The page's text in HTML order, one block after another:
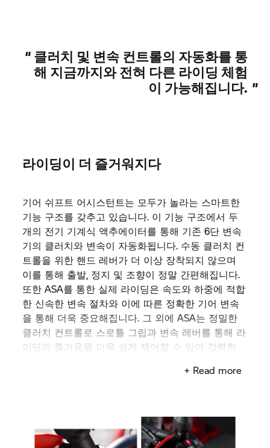
“클러치 및 변속 컨트롤의 자동화를 통
해 지금까지와 전혀 다른 라이딩 체험
이 가능해집니다. ”
라이딩이 더 즐거워지다
기어 쉬프트 어시스턴트는 모두가 놀라는 스마트한
기능 구조를 갖추고 있습니다. 이 기능 구조에서 두
개의 전기 기계식 액추에이터를 통해 기존 6단 변속
기의 클러치와 변속이 자동화됩니다. 수동 클러치 컨
트롤을 위한 핸드 레버가 더 이상 장착되지 않으며
이를 통해 출발, 정지 및 조향이 정말 간편해집니다.
또한 ASA를 통한 실제 라이딩은 속도와 하중에 적합
한 신속한 변속 절차와 이에 따른 정확한 기어 변속
을 통해 더욱 중요해집니다. 그 외에 ASA는 정밀한
클러치 컨트롤로 스로틀 그립과 변속 레버를 통해 라
이딩의 즐거움을 더욱 쉽게 제어할 수 있어 강력한
+ Read more